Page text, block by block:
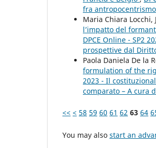
fra
Maria Chiara Locchi,
l’impatto del
DPCE Online - SP2
prospettive dal
Paola Daniela De la
formulation of the
2023 - Il
comparato – A cura
<< < 58 59 60 61 62 63 64
You may also start an